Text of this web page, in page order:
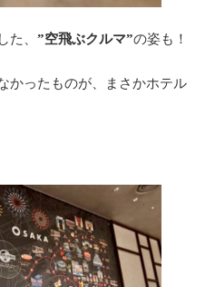
た、 ”空飛ぶクルマ”の姿も！
かったものが、まさかホテル